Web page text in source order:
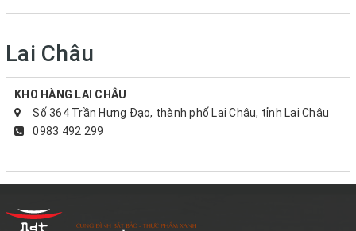
Lai Châu
KHO HÀNG LAI CHÂU
Số 364 Trần Hưng Đạo, thành phố Lai Châu, tỉnh Lai Châu
0983 492 299